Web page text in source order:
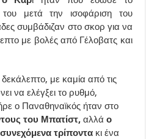
μετά την ισοφάριση του
συμβάδιζαν στο σκορ για να
με βολές από Γέλοβατς και
με καμία από τις
να ελέγξει το ρυθμό,
ο Παναθηναϊκός ήταν στο
του Μπατίστ, αλλάο
τρίποντα κι ένα